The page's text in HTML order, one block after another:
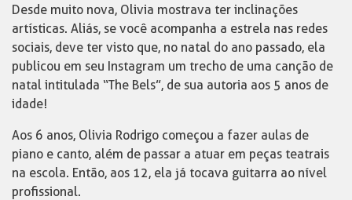
Desde muito nova, Olivia mostrava ter inclinações
artísticas. Aliás, se você acompanha a estrela nas redes
sociais, deve ter visto que, no natal do ano passado, ela
publicou em seu Instagram um trecho de uma canção de
natal intitulada “The Bels”, de sua autoria aos 5 anos de
idade!
Aos 6 anos, Olivia Rodrigo começou a fazer aulas de
piano e canto, além de passar a atuar em peças teatrais
na escola. Então, aos 12, ela já tocava guitarra ao nível
profissional.